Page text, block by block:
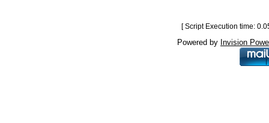
[ Script Execution time:
Powered by Invision